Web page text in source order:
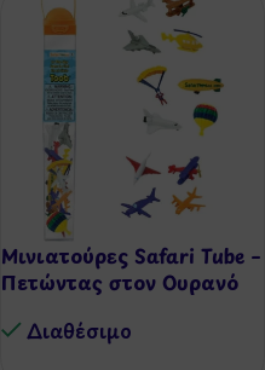
Μινιατούρες Safari Tube –
Πετώντας στον Ουρανό
Διαθέσιμo